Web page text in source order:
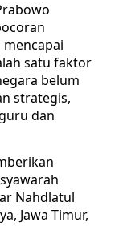
satu faktor
belum
strategis,
dan
Nahdlatul
Jawa Timur,